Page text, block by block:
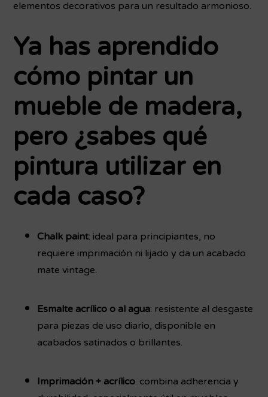
elementos decorativos para un resultado armonioso.
Ya has aprendido
cómo pintar un
mueble de madera,
pero ¿sabes qué
pintura utilizar en
cada caso?
Chalk paint: ideal para principiantes, no
requiere imprimación ni lijado y da un acabado
mate vintage.
Esmalte acrílico o al agua: resistente al desgaste
para piezas de uso diario, disponible en
acabados satinados o brillantes.
Imprimación + acrílico: combina adherencia y